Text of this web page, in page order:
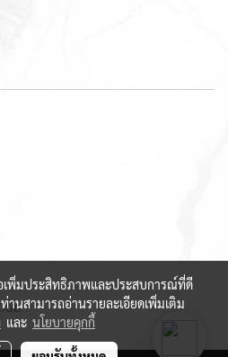
เพิ่มประสิทธิภาพและประสบการณ์ที่ดี
านสามารถอ่านรายละเอียดเพิ่มเติม
และ นโยบายคุกกี้